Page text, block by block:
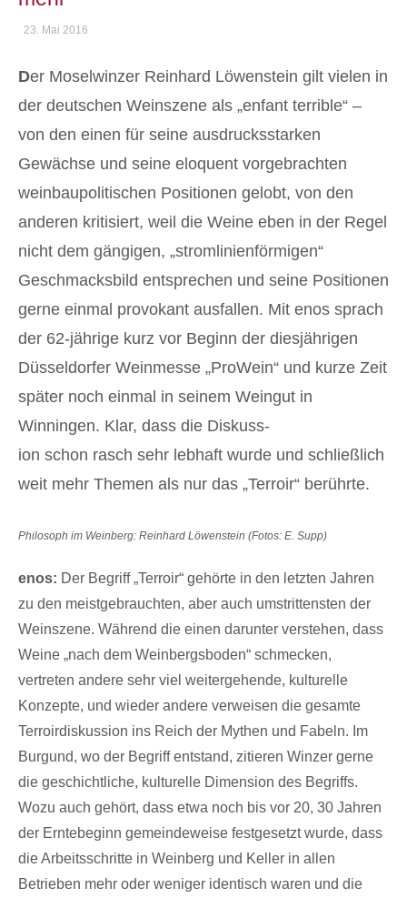
23. Mai 2016
Der Moselwinzer Reinhard Löwenstein gilt vielen in
der deutschen Weinszene als „enfant terrible“ –
von den einen für seine ausdrucksstarken
Gewächse und seine eloquent vorgebrachten
weinbaupolitischen Positionen gelobt, von den
anderen kritisiert, weil die Weine eben in der Regel
nicht dem gängigen, „stromlinienförmigen“
Geschmacksbild entsprechen und seine Positionen
gerne einmal provokant ausfallen. Mit enos sprach
der 62-jährige kurz vor Beginn der diesjährigen
Düsseldorfer Weinmesse „ProWein“ und kurze Zeit
später noch einmal in seinem Weingut in
Winningen. Klar, dass die Diskuss-
ion schon rasch sehr lebhaft wurde und schließlich
weit mehr Themen als nur das „Terroir“ berührte.
Philosoph im Weinberg: Reinhard Löwenstein (Fotos: E. Supp)
enos: Der Begriff „Terroir“ gehörte in den letzten Jahren
zu den meistgebrauchten, aber auch umstrittensten der
Weinszene. Während die einen darunter verstehen, dass
Weine „nach dem Weinbergsboden“ schmecken,
vertreten andere sehr viel weitergehende, kulturelle
Konzepte, und wieder andere verweisen die gesamte
Terroirdiskussion ins Reich der Mythen und Fabeln. Im
Burgund, wo der Begriff entstand, zitieren Winzer gerne
die geschichtliche, kulturelle Dimension des Begriffs.
Wozu auch gehört, dass etwa noch bis vor 20, 30 Jahren
der Erntebeginn gemeindeweise festgesetzt wurde, dass
die Arbeitsschritte in Weinberg und Keller in allen
Betrieben mehr oder weniger identisch waren und die